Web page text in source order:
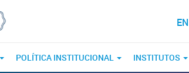
EN
POLÍTICA INSTITUCIONAL INSTITUTOS